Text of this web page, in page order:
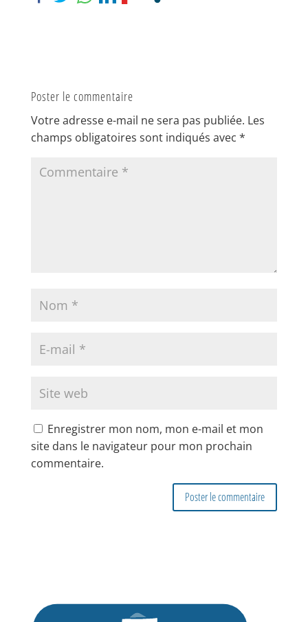
Poster le commentaire
Votre adresse e-mail ne sera pas publiée. Les
champs obligatoires sont indiqués avec *
Enregistrer mon nom, mon e-mail et mon
site dans le navigateur pour mon prochain
commentaire.